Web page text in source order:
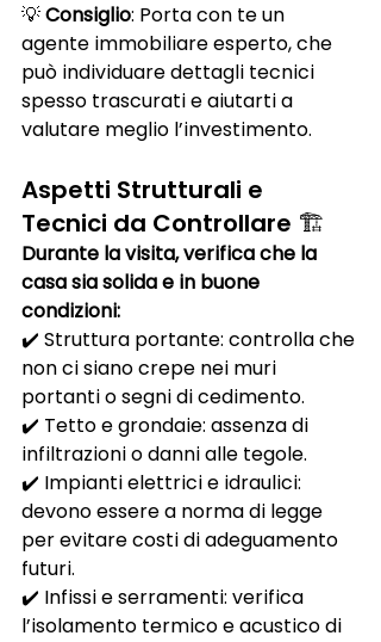
💡 Consiglio: Porta con te un
agente immobiliare esperto, che
può individuare dettagli tecnici
spesso trascurati e aiutarti a
valutare meglio l’investimento.
Aspetti Strutturali e
Tecnici da Controllare 🏗️
Durante la visita, verifica che la
casa sia solida e in buone
condizioni:
✔️ Struttura portante: controlla che
non ci siano crepe nei muri
portanti o segni di cedimento.
✔️ Tetto e grondaie: assenza di
infiltrazioni o danni alle tegole.
✔️ Impianti elettrici e idraulici:
devono essere a norma di legge
per evitare costi di adeguamento
futuri.
✔️ Infissi e serramenti: verifica
l’isolamento termico e acustico di